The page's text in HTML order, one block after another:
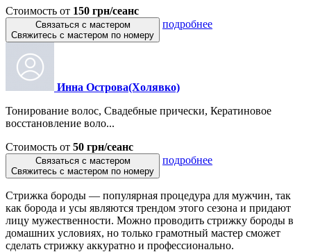
Стоимость от 150 грн/сеанс
Связаться с мастером
Свяжитесь с мастером по номеру
подробнее
Инна Острова(Холявко)
Тонирование волос, Свадебные прически, Кератиновое
восстановление воло...
Стоимость от 50 грн/сеанс
Связаться с мастером
Свяжитесь с мастером по номеру
подробнее
Стрижка бороды — популярная процедура для мужчин, так
как борода и усы являются трендом этого сезона и придают
лицу мужественности. Можно проводить стрижку бороды в
домашних условиях, но только грамотный мастер сможет
сделать стрижку аккуратно и профессионально.